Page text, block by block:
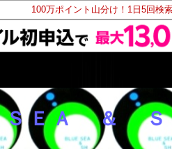
100万ポイント山分け！1日5回検
ＳＥＡ ＆ Ｓ